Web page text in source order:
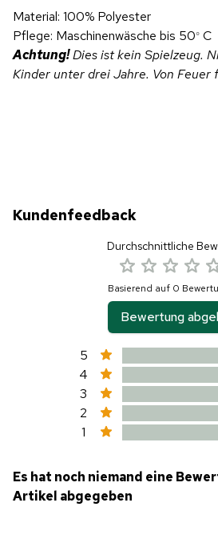
Material: 100% Polyester
Pflege: Maschinenwäsche bis 50° C
Achtung!Dies ist kein Spielzeug.
Kinder unter drei Jahre. Von Feuer
Kundenfeedback
Durchschnittliche
Basierend auf 0
Bewertung
5
4
3
2
1
Es hat noch niemand eine
Artikel abgegeben